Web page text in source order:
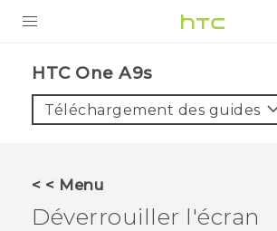
VIVE
HTC One A9s‎
Téléchargement des guides
< < Menu
Déverrouiller l'écran